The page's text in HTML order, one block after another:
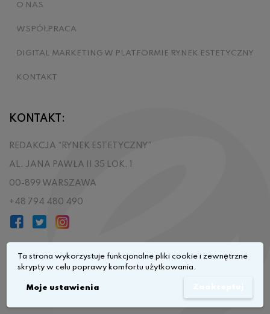
Ta strona wykorzystuje funkcjonalne pliki cookie i zewnętrzne
skrypty w celu poprawy komfortu użytkowania.
Moje ustawienia
O NAS
WSPÓŁPRACA
DIGITAL MARKETING W PLATFORMIE RYNEK ESTETYCZNY
KONTAKT
KONTAKT:
REDAKCJA “RYNEK ESTETYCZNY”
AL. JANA PAWŁA II 35 LOK. 1
00-899 WARSZAWA
+48 794 480 490
© 2026Rynek Estetyczny